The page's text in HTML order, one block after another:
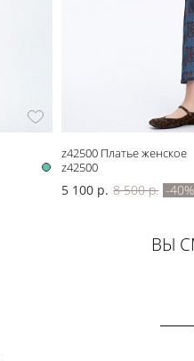
z42500 Платье женское
z42500
5 100 р. 8 500 р. -40%
ВЫ